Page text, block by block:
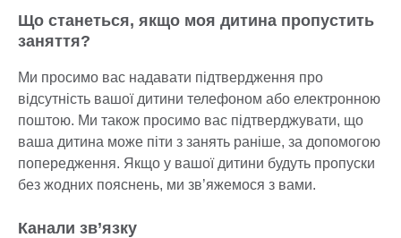
Що станеться, якщо моя дитина пропустить
заняття?
Ми просимо вас надавати підтвердження про
відсутність вашої дитини телефоном або електронною
поштою. Ми також просимо вас підтверджувати, що
ваша дитина може піти з занять раніше, за допомогою
попередження. Якщо у вашої дитини будуть пропуски
без жодних пояснень, ми зв’яжемося з вами.
Канали зв’язку